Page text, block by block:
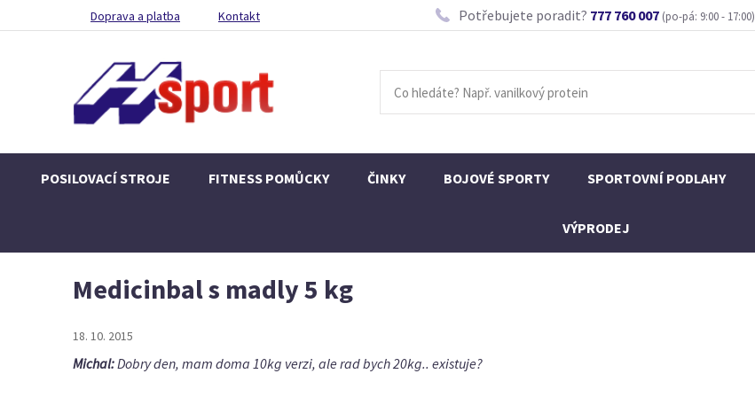
Doprava a platba Kontakt Potřebujete poradit? 777 760 007 (po-pá: 9:00 - 17:00)
POSILOVACÍ STROJE FITNESS POMŮCKY ČINKY BOJOVÉ SPORTY SPORTOVNÍ PODLAHY
VÝPRODEJ
Medicinbal s madly 5 kg
18. 10. 2015
Michal:Dobry den, mam doma 10kg verzi, ale rad bych 20kg.. existuje?